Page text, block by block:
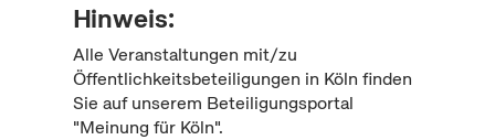
Hinweis:
Alle Veranstaltungen mit/zu
Öffentlichkeitsbeteiligungen in Köln finden
Sie auf unserem Beteiligungsportal
"Meinung für Köln".